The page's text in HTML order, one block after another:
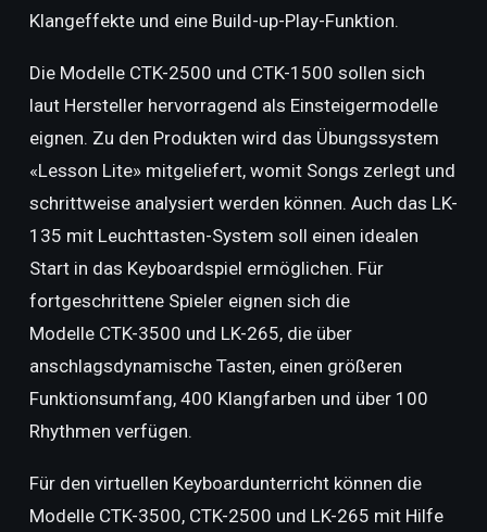
Klangeffekte und eine Build-up-Play-Funktion.
Die Modelle CTK-2500 und CTK-1500 sollen sich
laut Hersteller hervorragend als Einsteigermodelle
eignen. Zu den Produkten wird das Übungssystem
«Lesson Lite» mitgeliefert, womit Songs zerlegt und
schrittweise analysiert werden können. Auch das LK-
135 mit Leuchttasten-System soll einen idealen
Start in das Keyboardspiel ermöglichen. Für
fortgeschrittene Spieler eignen sich die
Modelle CTK-3500 und LK-265, die über
anschlagsdynamische Tasten, einen größeren
Funktionsumfang, 400 Klangfarben und über 100
Rhythmen verfügen.
Für den virtuellen Keyboardunterricht können die
Modelle CTK-3500, CTK-2500 und LK-265 mit Hilfe